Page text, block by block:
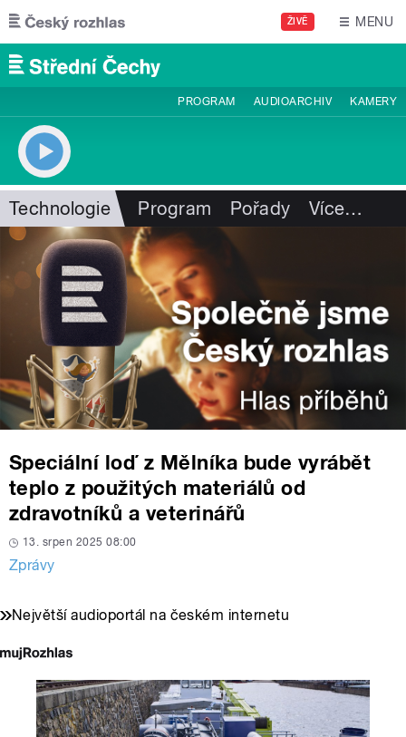
Přejít k hlavnímu obsahu
ŽIVĚ MENU
PROGRAM AUDIOARCHIV KAMERY
Technologie Program Pořady Více…
Speciální loď z Mělníka bude vyrábět
teplo z použitých materiálů od
zdravotníků a veterinářů
13. srpen 2025 08:00
Zprávy
Největší audioportál na českém internetu